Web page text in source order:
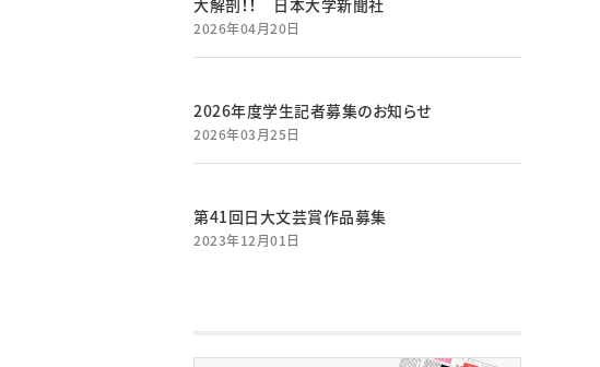
大解剖！！ 日本大学新聞社
2026年04月20日
2026年度学生記者募集のお知らせ
2026年03月25日
第41回日大文芸賞作品募集
2023年12月01日